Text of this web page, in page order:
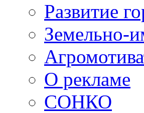
Развитие
Земельно-
О рекламе
СОНКО